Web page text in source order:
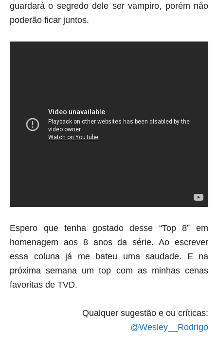
guardará o segredo dele ser vampiro, porém não
poderão ficar juntos.
Espero que tenha gostado desse “Top 8” em
homenagem aos 8 anos da série. Ao escrever
essa coluna já me bateu uma saudade. E na
próxima semana um top com as minhas cenas
favoritas de TVD.
Qualquer sugestão e ou críticas:
@Wesley__Rodrigo